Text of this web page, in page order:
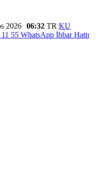
2026 06:32 TR KU
55 WhatsApp İhbar Hattı